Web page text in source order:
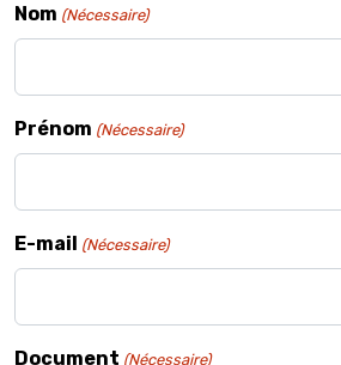
Nom (Nécessaire)
Prénom (Nécessaire)
E-mail (Nécessaire)
Document (Nécessaire)